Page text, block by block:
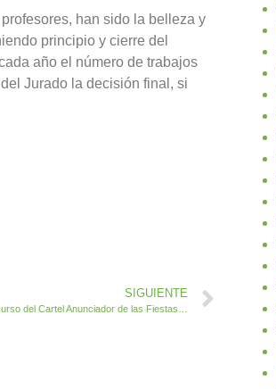
han sido la belleza y
principio y cierre del
año el número de trabajos
Jurado la decisión final, si
SIGUIENTE